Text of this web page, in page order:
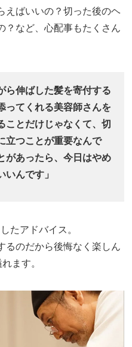
えばいいの？切った後のヘ
？など、心配事もたくさん
ら伸ばした髪を寄付する
ってくれる美容師さんを
ことだけじゃなくて、切
立つことが重要なんで
があったら、今日はやめ
んです」
たアドバイス。
るのだから後悔なく楽しん
ます。